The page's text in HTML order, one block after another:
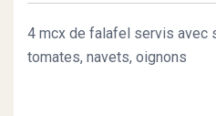
5 based on
4 mcx de falafel servis avec
tomates, navets, oignons